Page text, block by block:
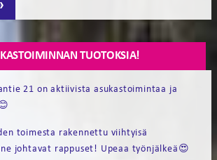
TUOTOKSIA!
21 on aktiivista asukastoimintaa ja
toimesta rakennettu viihtyisä
johtavat rappuset! Upeaa työnjälkeä😍